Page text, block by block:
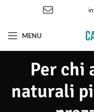
MENU
Per chi
naturali